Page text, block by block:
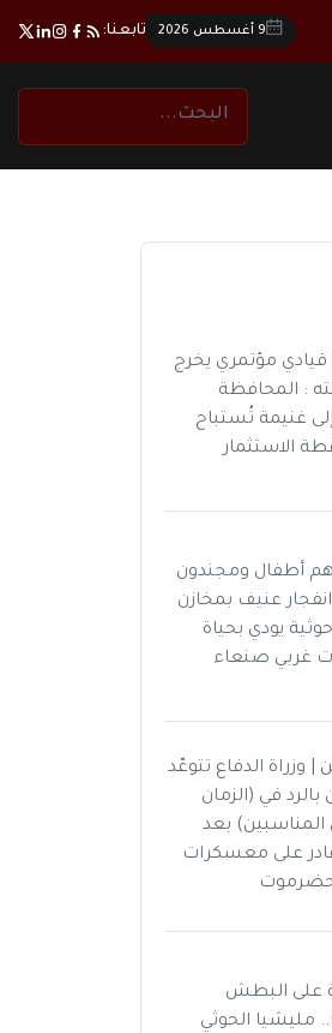
9 أغسطس 2026 تابعنا:
مؤتمري يخرج
: المحافظة
غنيمة تُستباح
الاستثمار
أطفال ومجندون
عنيف بمخازن
يودي بحياة
غربي صنعاء
| وزراة الدفاع تتوعّد
بالرد في (الزمان
المناسبين) بعد
على معسكرات
على البطش
مليشيا الحوثي